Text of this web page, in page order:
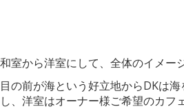
和室から洋室にして、全体のイメー
目の前が海という好立地からDKは
し、洋室はオーナー様ご希望のカフ